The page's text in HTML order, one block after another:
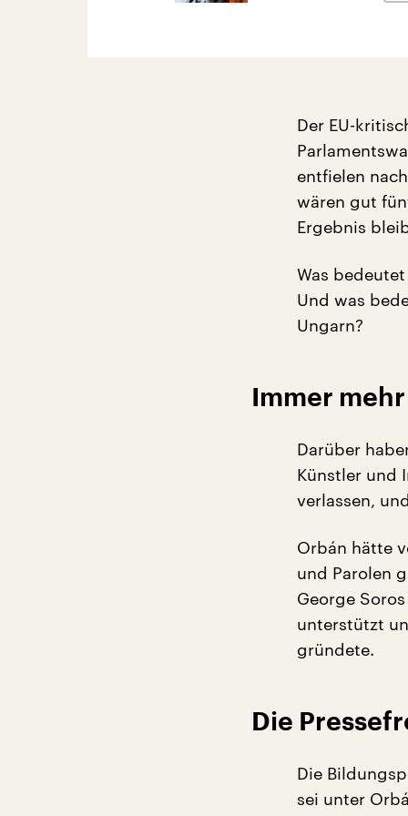
Der EU-
entfielen
wären gut
Ergebnis
Was
Und was
Ungarn?
Immer
Darüber
Künstler und
verlassen,
Orbán hätte
und Parolen
George
unterstützt
gründete.
Die
Die
sei unter